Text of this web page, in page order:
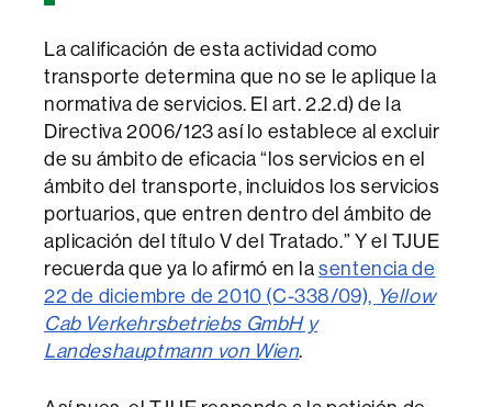
La calificación de esta actividad como
transporte determina que no se le aplique la
normativa de servicios. El art. 2.2.d) de la
Directiva 2006/123 así lo establece al excluir
de su ámbito de eficacia “los servicios en el
ámbito del transporte, incluidos los servicios
portuarios, que entren dentro del ámbito de
aplicación del título V del Tratado.” Y el TJUE
recuerda que ya lo afirmó en lasentencia de
22 de diciembre de 2010 (C-338/09), Yellow
Cab Verkehrsbetriebs GmbH y
Landeshauptmann von Wien.